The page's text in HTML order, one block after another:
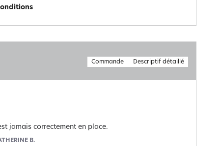
Commande Descriptif détaillé
jamais correctement en place.
B.